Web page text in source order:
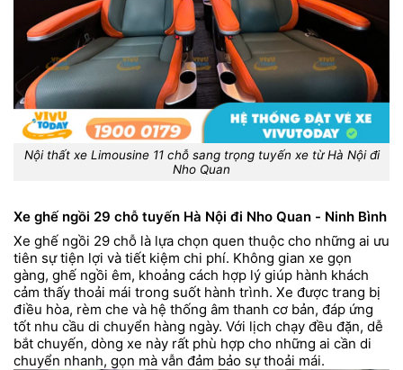
Nội thất xe Limousine 11 chỗ sang trọng tuyến xe từ Hà Nội đi
Nho Quan
Xe ghế ngồi 29 chỗ tuyến Hà Nội đi Nho Quan - Ninh Bình
Xe ghế ngồi 29 chỗ là lựa chọn quen thuộc cho những ai ưu
tiên sự tiện lợi và tiết kiệm chi phí. Không gian xe gọn
gàng, ghế ngồi êm, khoảng cách hợp lý giúp hành khách
cảm thấy thoải mái trong suốt hành trình. Xe được trang bị
điều hòa, rèm che và hệ thống âm thanh cơ bản, đáp ứng
tốt nhu cầu di chuyển hàng ngày. Với lịch chạy đều đặn, dễ
bắt chuyến, dòng xe này rất phù hợp cho những ai cần di
chuyển nhanh, gọn mà vẫn đảm bảo sự thoải mái.